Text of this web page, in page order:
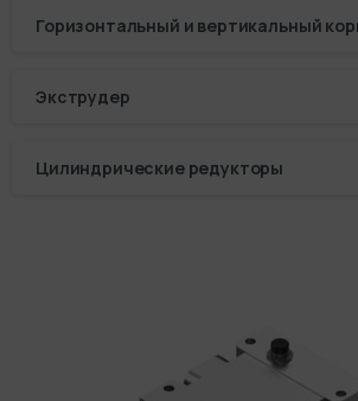
Горизонтальный и вертикальный
Экструдер
Цилиндрические редукторы